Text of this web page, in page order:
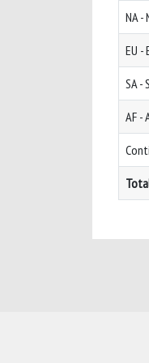
NA -
EU -
SA -
AF -